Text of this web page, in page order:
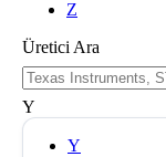
Z
Üretici Ara
Y
Y